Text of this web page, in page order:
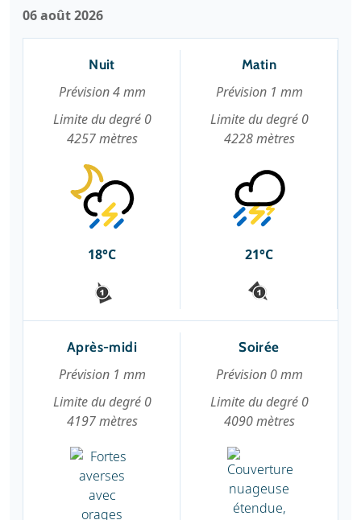
06 août 2026
Nuit
Prévision 4 mm
Limite du degré 0
4257 mètres
18°C
Matin
Prévision 1 mm
Limite du degré 0
4228 mètres
21°C
Après-midi
Prévision 1 mm
Limite du degré 0
4197 mètres
Soirée
Prévision 0 mm
Limite du degré 0
4090 mètres